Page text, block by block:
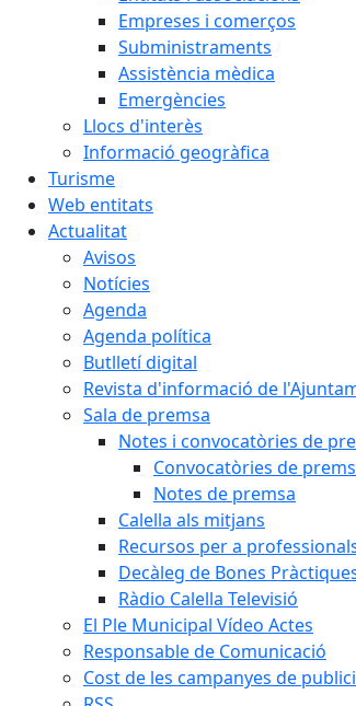
Empreses i comerços
Subministraments
Assistència mèdica
Emergències
Llocs d'interès
Informació geogràfica
Turisme
Web entitats
Actualitat
Avisos
Notícies
Agenda
Agenda política
Butlletí digital
Revista d'informació de
Sala de premsa
Notes i convocatòries de
Convocatòries de
Notes de premsa
Calella als mitjans
Recursos per a
Decàleg de Bones
Ràdio Calella Televisió
El Ple Municipal Vídeo Actes
Responsable de Comunicació
Cost de les campanyes de